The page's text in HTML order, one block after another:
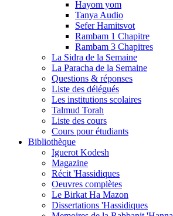
Hayom yom
Tanya Audio
Sefer Hamitsvot
Rambam 1 Chapitre
Rambam 3 Chapitres
La Sidra de la Semaine
La Paracha de la Semaine
Questions & réponses
Liste des délégués
Les institutions scolaires
Talmud Torah
Liste des cours
Cours pour étudiants
Bibliothèque
Iguerot Kodesh
Magazine
Récit 'Hassidiques
Oeuvres complètes
Le Birkat Ha Mazon
Dissertations 'Hassidiques